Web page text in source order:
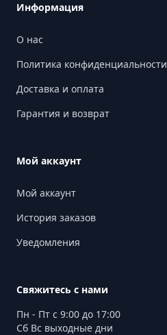
Информация
О нас
Политика конфиденциальности
Доставка и оплата
Гарантия и возврат
Мой аккаунт
Мой аккаунт
История заказов
Уведомления
Свяжитесь с нами
Пн - Пт с 9:00 до 17:00
Сб Вс выходные дни